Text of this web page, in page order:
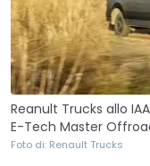
Reanult Trucks allo
E-Tech Master
Foto di: Renault Trucks